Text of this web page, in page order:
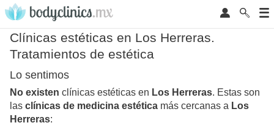
Clínicas estéticas en Los Herreras.
Tratamientos de estética
Lo sentimos
No existen clínicas estéticas en Los Herreras. Estas son
las clínicas de medicina estética más cercanas a Los
Herreras: